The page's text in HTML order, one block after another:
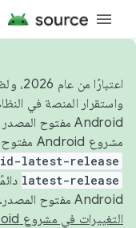
واستقرار المنصة في
مشروع Android مفتوح المصدر والمساهمة فيه، استخدِم
latest-release
latest-release
Android مفتوح المصدر. لمزيد من المعلومات، يُرجى الاطّلاع على
التغييرات في مشروع Android مفتوح المصدر